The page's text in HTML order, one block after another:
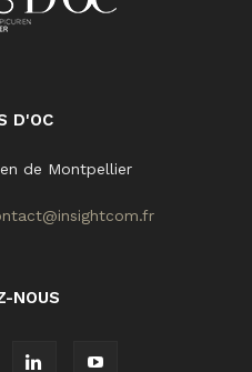
D'OC
de Montpellier
NOUS